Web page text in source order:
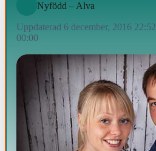
Nyfödd – Alva
Uppdaterad 6 december, 2016 22:52
00:00